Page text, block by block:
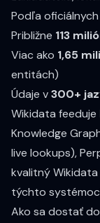
Podľa
Približne 113
Viac ako 1,65
entitách)
Údaje v300+
Wikidata feeduje
Knowledge
live lookups),
kvalitný
týchto
Ako sa dostať